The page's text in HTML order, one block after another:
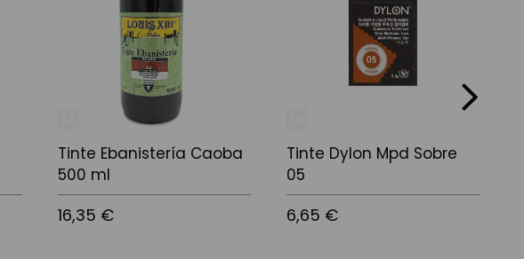
Tinte Ebanistería Caoba
500 ml
16,35 €
Tinte Dylon Mpd Sobre
05
6,65 €
next